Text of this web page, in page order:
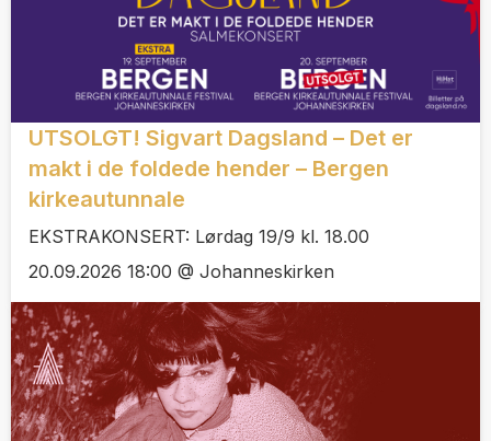
UTSOLGT! Sigvart Dagsland – Det er
makt i de foldede hender – Bergen
kirkeautunnale
EKSTRAKONSERT: Lørdag 19/9 kl. 18.00
20.09.2026 18:00 @ Johanneskirken